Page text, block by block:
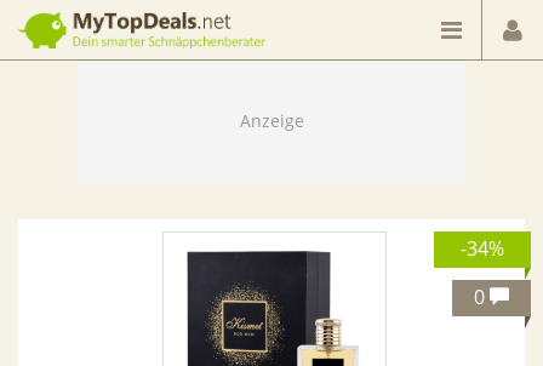
Dein smarter Schnäppchenberater
-34%
0